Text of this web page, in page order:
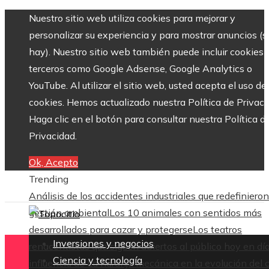
Nuestro sitio web utiliza cookies para mejorar y
personalizar su experiencia y para mostrar anuncios
hay). Nuestro sitio web también puede incluir cookies
terceros como Google Adsense, Google Analytics o
YouTube. Al utilizar el sitio web, usted acepta el uso de
cookies. Hemos actualizado nuestra Política de
Haga clic en el botón para consultar nuestra Política
Privacidad.
Ok, Acepto
Trending
Análisis de los accidentes industriales que
gestión ambientalLos 10 animales con sentidos más
desarrollados para cazar y protegerseLos teatros
renacentistas que siguen abiertos al público hoy en
influencia de La naranja mecánica en la evolución del
Inversiones y negocios
Ciencia y tecnología